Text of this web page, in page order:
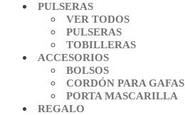
PULSERAS
VER TODOS
PULSERAS
TOBILLERAS
ACCESORIOS
BOLSOS
CORDÓN PARA GAFAS
PORTA MASCARILLA
REGALO